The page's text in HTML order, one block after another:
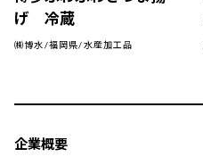
げ 冷蔵
㈱博水/福岡県/水産加工品
企業概要